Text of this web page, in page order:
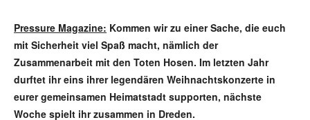
Pressure Magazine: Kommen wir zu einer Sache, die euch
mit Sicherheit viel Spaß macht, nämlich der
Zusammenarbeit mit den Toten Hosen. Im letzten Jahr
durftet ihr eins ihrer legendären Weihnachtskonzerte in
eurer gemeinsamen Heimatstadt supporten, nächste
Woche spielt ihr zusammen in Dreden.